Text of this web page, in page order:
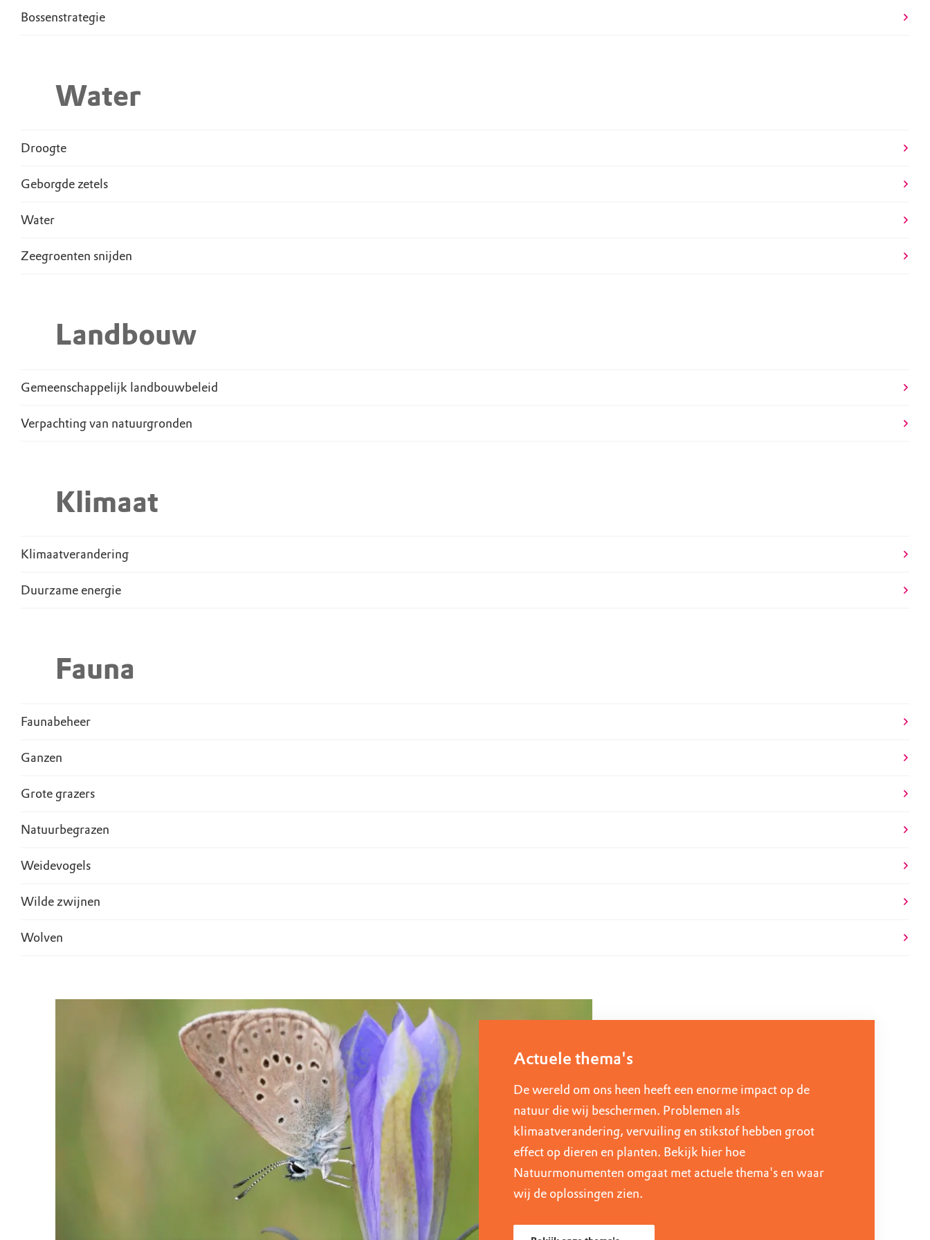
Bossenstrategie
Water
Droogte
Geborgde zetels
Water
Zeegroenten snijden
Landbouw
Gemeenschappelijk landbouwbeleid
Verpachting van natuurgronden
Klimaat
Klimaatverandering
Duurzame energie
Fauna
Faunabeheer
Ganzen
Grote grazers
Natuurbegrazen
Weidevogels
Wilde zwijnen
Wolven
Actuele thema's
De wereld om ons heen heeft een enorme impact op de
natuur die wij beschermen. Problemen als
klimaatverandering, vervuiling en stikstof hebben groot
effect op dieren en planten. Bekijk hier hoe
Natuurmonumenten omgaat met actuele thema's en waar
wij de oplossingen zien.